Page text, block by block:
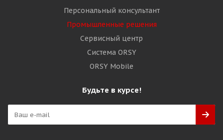
Персональный консультант
Промышленные решения
Сервисный центр
Система ORSY
ORSY Mobile
Будьте в курсе!